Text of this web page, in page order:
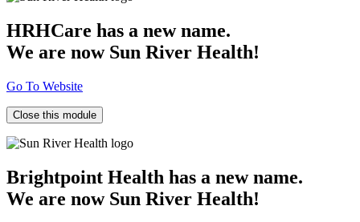
HRHCare has a new name.
We are now Sun River Health!
Go To Website
Close this module
Brightpoint Health has a new name.
We are now Sun River Health!